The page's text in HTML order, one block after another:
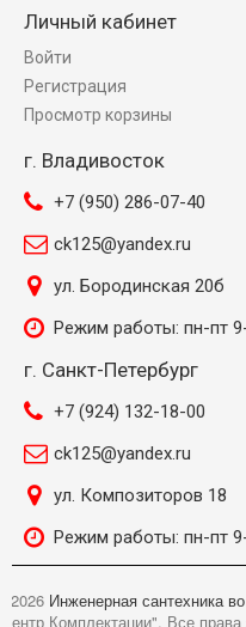
Личный кабинет
Войти
Регистрация
Просмотр корзины
г. Владивосток
+7 (950) 286-07-40
ck125@yandex.ru
ул. Бородинская 20б
Режим работы: пн-пт
г. Санкт-Петербург
+7 (924) 132-18-00
ck125@yandex.ru
ул. Композиторов 18
Режим работы: пн-пт
2026 Инженерная сантехника
Комплектации". Все